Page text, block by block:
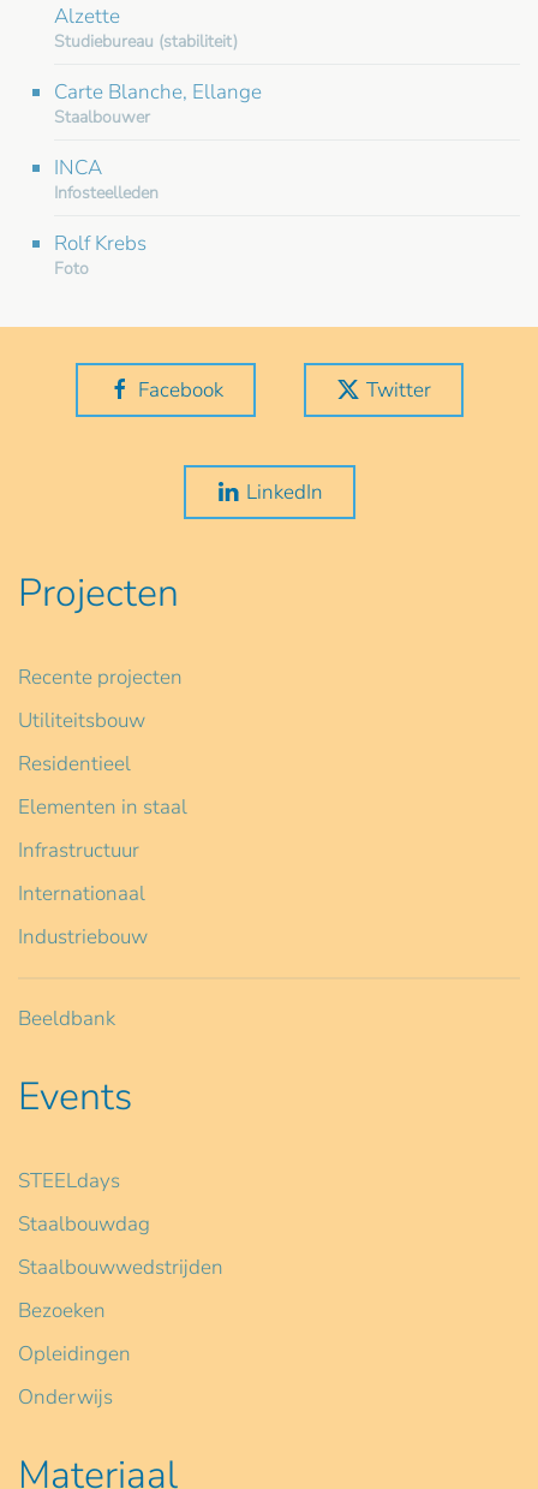
Alzette
Studiebureau (stabiliteit)
Carte Blanche, Ellange
Staalbouwer
INCA
Infosteelleden
Rolf Krebs
Foto
Facebook Twitter
LinkedIn
Projecten
Recente projecten
Utiliteitsbouw
Residentieel
Elementen in staal
Infrastructuur
Internationaal
Industriebouw
Beeldbank
Events
STEELdays
Staalbouwdag
Staalbouwwedstrijden
Bezoeken
Opleidingen
Onderwijs
Materiaal